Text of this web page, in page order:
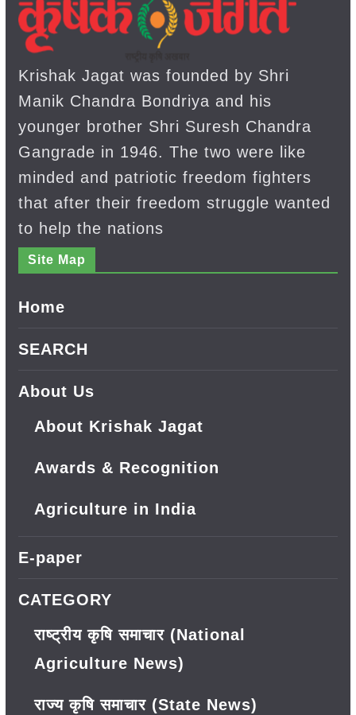
Krishak Jagat was founded by Shri
Manik Chandra Bondriya and his
younger brother Shri Suresh Chandra
Gangrade in 1946. The two were like
minded and patriotic freedom fighters
that after their freedom struggle wanted
to help the nations
Site Map
Home
SEARCH
About Us
About Krishak Jagat
Awards & Recognition
Agriculture in India
E-paper
CATEGORY
राष्ट्रीय कृषि समाचार (National
Agriculture News)
राज्य कृषि समाचार (State News)